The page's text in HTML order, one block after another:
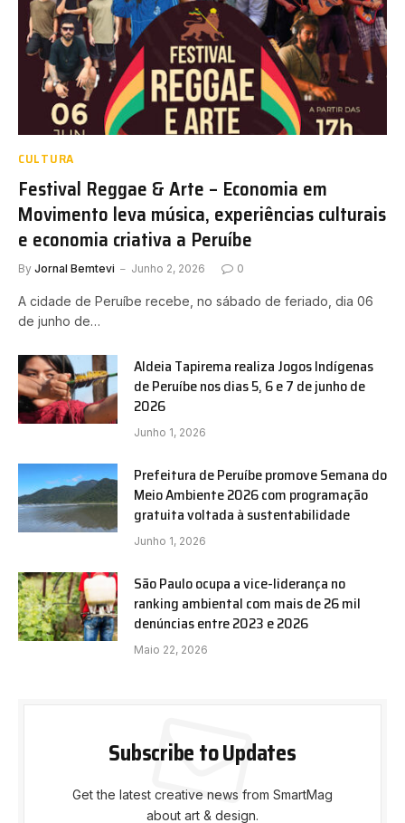
CULTURA
Festival Reggae & Arte – Economia em
Movimento leva música, experiências culturais
e economia criativa a Peruíbe
By Jornal Bemtevi Junho 2, 2026 0
A cidade de Peruíbe recebe, no sábado de feriado, dia 06
de junho de…
Aldeia Tapirema realiza Jogos Indígenas
de Peruíbe nos dias 5, 6 e 7 de junho de
2026
Junho 1, 2026
Prefeitura de Peruíbe promove Semana do
Meio Ambiente 2026 com programação
gratuita voltada à sustentabilidade
Junho 1, 2026
São Paulo ocupa a vice-liderança no
ranking ambiental com mais de 26 mil
denúncias entre 2023 e 2026
Maio 22, 2026
Subscribe to Updates
Get the latest creative news from SmartMag
about art & design.